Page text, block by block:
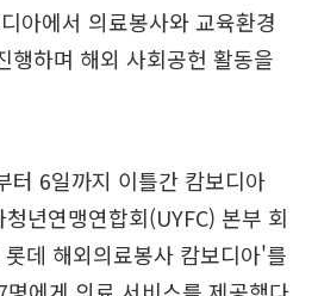
아에서 의료봉사와 교육환경
행하며 해외 사회공헌 활동을
터 6일까지 이틀간 캄보디아
년연맹연합회(UYFC) 본부 회
데 해외의료봉사 캄보디아'를